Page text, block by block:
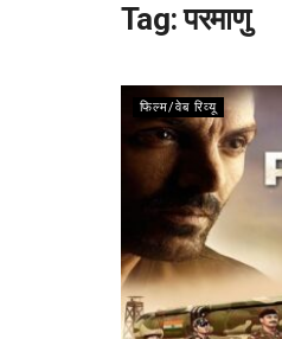
Tag:परमाणु
फिल्म/वेब रिव्यू